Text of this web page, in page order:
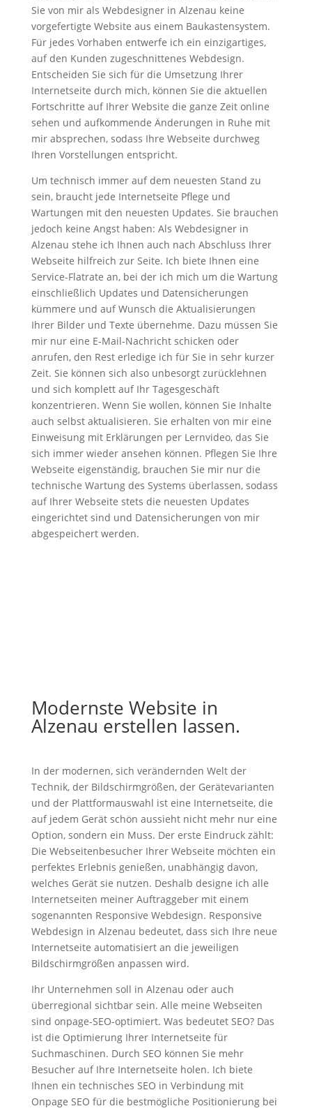
Sie von mir als Webdesigner in Alzenau keine
vorgefertigte Website aus einem Baukastensystem.
Für jedes Vorhaben entwerfe ich ein einzigartiges,
auf den Kunden zugeschnittenes Webdesign.
Entscheiden Sie sich für die Umsetzung Ihrer
Internetseite durch mich, können Sie die aktuellen
Fortschritte auf Ihrer Website die ganze Zeit online
sehen und aufkommende Änderungen in Ruhe mit
mir absprechen, sodass Ihre Webseite durchweg
Ihren Vorstellungen entspricht.
Um technisch immer auf dem neuesten Stand zu
sein, braucht jede Internetseite Pflege und
Wartungen mit den neuesten Updates. Sie brauchen
jedoch keine Angst haben: Als Webdesigner in
Alzenau stehe ich Ihnen auch nach Abschluss Ihrer
Webseite hilfreich zur Seite. Ich biete Ihnen eine
Service-Flatrate an, bei der ich mich um die Wartung
einschließlich Updates und Datensicherungen
kümmere und auf Wunsch die Aktualisierungen
Ihrer Bilder und Texte übernehme. Dazu müssen Sie
mir nur eine E-Mail-Nachricht schicken oder
anrufen, den Rest erledige ich für Sie in sehr kurzer
Zeit. Sie können sich also unbesorgt zurücklehnen
und sich komplett auf Ihr Tagesgeschäft
konzentrieren. Wenn Sie wollen, können Sie Inhalte
auch selbst aktualisieren. Sie erhalten von mir eine
Einweisung mit Erklärungen per Lernvideo, das Sie
sich immer wieder ansehen können. Pflegen Sie Ihre
Webseite eigenständig, brauchen Sie mir nur die
technische Wartung des Systems überlassen, sodass
auf Ihrer Webseite stets die neuesten Updates
eingerichtet sind und Datensicherungen von mir
abgespeichert werden.
Modernste Website in
Alzenau erstellen lassen.
In der modernen, sich verändernden Welt der
Technik, der Bildschirmgrößen, der Gerätevarianten
und der Plattformauswahl ist eine Internetseite, die
auf jedem Gerät schön aussieht nicht mehr nur eine
Option, sondern ein Muss. Der erste Eindruck zählt:
Die Webseitenbesucher Ihrer Webseite möchten ein
perfektes Erlebnis genießen, unabhängig davon,
welches Gerät sie nutzen. Deshalb designe ich alle
Internetseiten meiner Auftraggeber mit einem
sogenannten Responsive Webdesign. Responsive
Webdesign in Alzenau bedeutet, dass sich Ihre neue
Internetseite automatisiert an die jeweiligen
Bildschirmgrößen anpassen wird.
Ihr Unternehmen soll in Alzenau oder auch
überregional sichtbar sein. Alle meine Webseiten
sind onpage-SEO-optimiert. Was bedeutet SEO? Das
ist die Optimierung Ihrer Internetseite für
Suchmaschinen. Durch SEO können Sie mehr
Besucher auf Ihre Internetseite holen. Ich biete
Ihnen ein technisches SEO in Verbindung mit
Onpage SEO für die bestmögliche Positionierung bei